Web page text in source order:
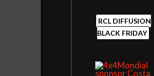
RCL DIFFUSION
BLACK FRIDAY